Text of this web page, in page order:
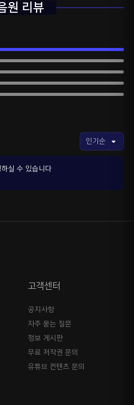
원 리뷰
실 수 있습니다
고객센터
공지사항
자주 묻는 질문
정보 게시판
무료 저작권 문의
유튜브 컨텐츠 문의